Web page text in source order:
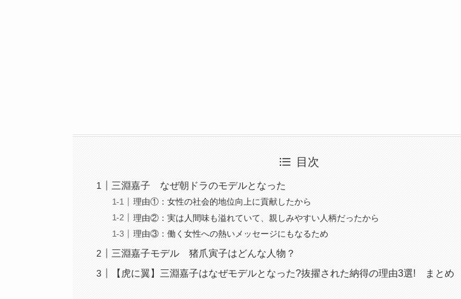
目次
三淵嘉子 なぜ朝ドラのモデルとなった
理由①：女性の社会的地位向上に貢献したから
理由②：実は人間味も溢れていて、親しみやすい人柄だったから
理由③：働く女性への熱いメッセージにもなるため
三淵嘉子モデル 猪爪寅子はどんな人物？
【虎に翼】三淵嘉子はなぜモデルとなった?抜擢された納得の理由3選! まとめ